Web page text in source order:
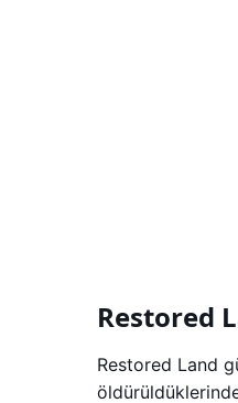
Restored
Restored Land